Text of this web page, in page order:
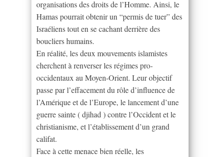
organisations des droits de l’Homme. Ainsi, le
Hamas pourrait obtenir un “permis de tuer” des
Israéliens tout en se cachant derrière des
boucliers humains.
En réalité, les deux mouvements islamistes
cherchent à renverser les régimes pro-
occidentaux au Moyen-Orient. Leur objectif
passe par l’effacement du rôle d’influence de
l’Amérique et de l’Europe, le lancement d’une
guerre sainte ( djihad ) contre l’Occident et le
christianisme, et l’établissement d’un grand
califat.
Face à cette menace bien réelle, les